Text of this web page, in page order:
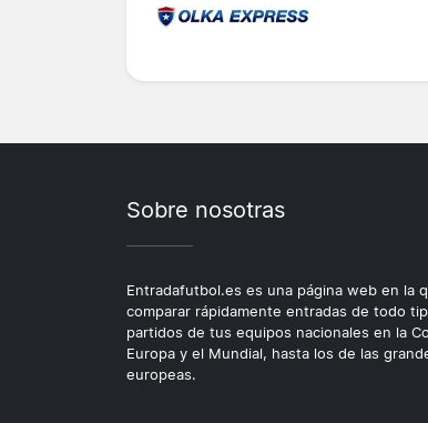
Sobre nosotras
Entradafutbol.es es una página web en la
comparar rápidamente entradas de todo
partidos de tus equipos nacionales en la
Europa y el Mundial, hasta los de las
europeas.